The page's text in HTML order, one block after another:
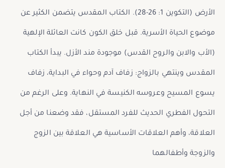
الأرض (التكوين 1: 26-28). الكتاب المقدس يتضمن الكثير عن
موضوع الحياة الأسرية. قبل خلق الكون كانت العائلة الإلهية
(الأب والابن والروح القدس) موجودة مند الأزل. يبدأ الكتاب
المقدس وينتهي بالزواج: زفاف آدم وحواء في البداية، زفاف
يسوع المسيح وعروسه الكنيسة في النهاية. وعلى الرغم من
التحول الفطري الحديث للفرد المستقل، فقد وضعنا من أجل
العلاقة، وأهم العلاقات الأساسية هي العلاقة بين الزوج
والزوجة وأطفالهما